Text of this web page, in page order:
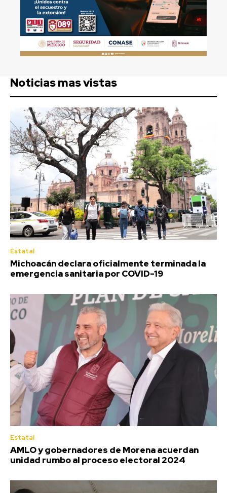
Noticias mas vistas
Estatal
Michoacán declara oficialmente terminada la
emergencia sanitaria por COVID-19
Estatal
AMLO y gobernadores de Morena acuerdan
unidad rumbo al proceso electoral 2024